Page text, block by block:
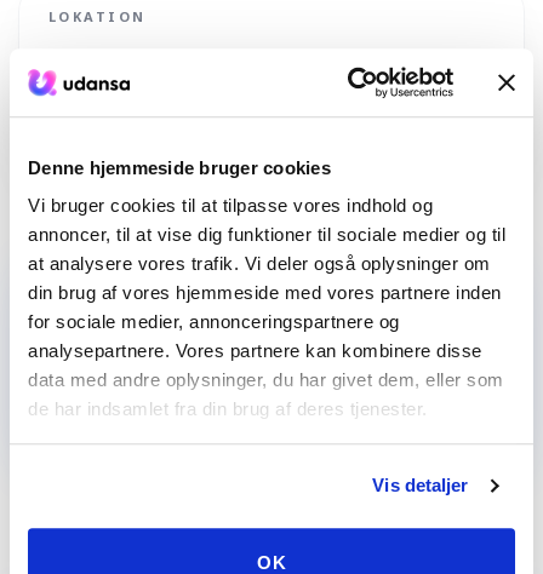
Denne hjemmeside bruger cookies
Vi bruger cookies til at tilpasse vores indhold og
annoncer, til at vise dig funktioner til sociale medier og til
at analysere vores trafik. Vi deler også oplysninger om
din brug af vores hjemmeside med vores partnere inden
for sociale medier, annonceringspartnere og
analysepartnere. Vores partnere kan kombinere disse
data med andre oplysninger, du har givet dem, eller som
de har indsamlet fra din brug af deres tjenester.
Vis detaljer
OK
LOKATION
Frankfurt Bachata Festival
Rothschildallee 16a, 60389 Frankfurt am Main,
Deutschland
Ingen dansepartner endnu?
Vi hjælper dig med at finde nogen på dit niveau.
FIND EN PARTNER